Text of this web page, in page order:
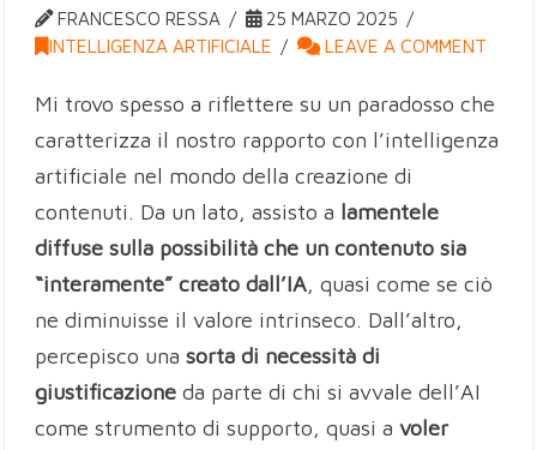
FRANCESCO RESSA
25 MARZO 2025
INTELLIGENZA ARTIFICIALE
LEAVE A COMMENT
Mi trovo spesso a riflettere su un paradosso che
caratterizza il nostro rapporto con l’intelligenza
artificiale nel mondo della creazione di
contenuti. Da un lato, assisto a lamentele
diffuse sulla possibilità che un contenuto sia
“interamente” creato dall’IA, quasi come se ciò
ne diminuisse il valore intrinseco. Dall’altro,
percepisco unasorta di necessità di
giustificazione da parte di chi si avvale dell’AI
come strumento di supporto, quasi avoler